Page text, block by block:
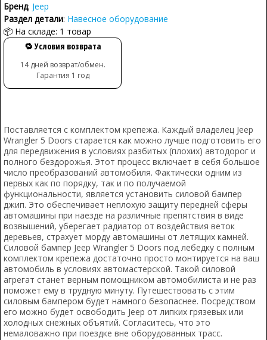
Бренд: Jeep
Раздел детали: Навесное оборудование
📦 На складе: 1 товар
🔁 Условия возврата
14 дней возврат/обмен.
Гарантия 1 год
Поставляется с комплектом крепежа. Каждый владелец Jeep
Wrangler 5 Doors старается как можно лучше подготовить его
для передвижения в условиях разбитых (плохих) автодорог и
полного бездорожья. Этот процесс включает в себя большое
число преобразований автомобиля. Фактически одним из
первых как по порядку, так и по получаемой
функциональности, является установить силовой бампер
джип. Это обеспечивает неплохую защиту передней сферы
автомашины при наезде на различные препятствия в виде
возвышений, уберегает радиатор от воздействия веток
деревьев, страхует морду автомашины от летящих камней.
Силовой бампер Jeep Wrangler 5 Doors под лебедку с полным
комплектом крепежа достаточно просто монтируется на ваш
автомобиль в условиях автомастерской. Такой силовой
агрегат станет верным помощником автомобилиста и не раз
поможет ему в трудную минуту. Путешествовать с этим
силовым бампером будет намного безопаснее. Посредством
его можно будет освободить Jeep от липких грязевых или
холодных снежных объятий. Согласитесь, что это
немаловажно при поездке вне оборудованных трасс.